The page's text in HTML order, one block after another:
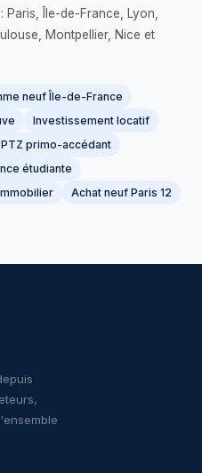
Paris, Île-de-France, Lyon,
Montpellier, Nice et
neuf Île-de-France
Investissement locatif
PTZ primo-accédant
étudiante
Achat neuf Paris 12